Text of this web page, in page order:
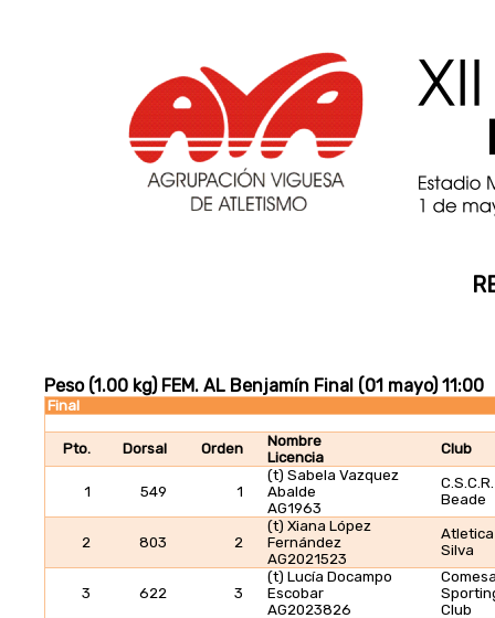
Final
Pto. Dorsal Orden
Nombre
Licencia
Club
1 549 1
(t) Sabela Vazquez
Abalde
AG1963
C.S.C.R.
Beade
2 803 2
(t) Xiana López
Fernández
AG2021523
Silva
3 622 3
(t) Lucía Docampo
Escobar
AG2023826
Club
Peso (1.00 kg) FEM. AL Benjamín Final (01 mayo) 11:00